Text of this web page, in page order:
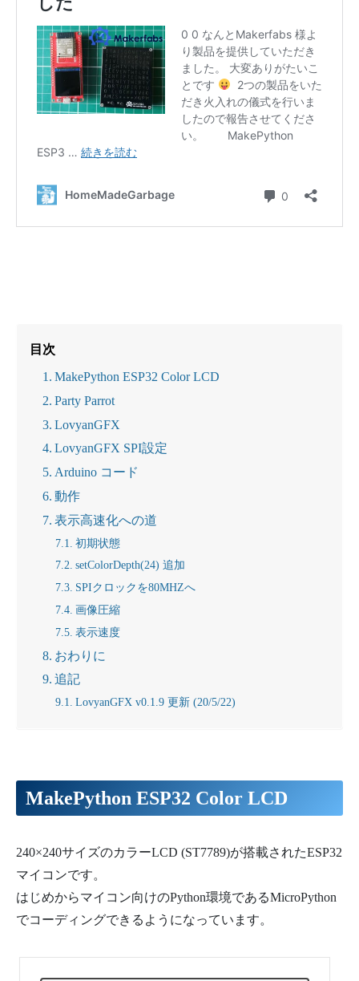
目次
MakePython ESP32 Color LCD
Party Parrot
LovyanGFX
LovyanGFX SPI設定
Arduino コード
動作
表示高速化への道
初期状態
setColorDepth(24) 追加
SPIクロックを80MHZへ
画像圧縮
表示速度
おわりに
追記
LovyanGFX v0.1.9 更新 (20/5/22)
MakePython ESP32 Color LCD
240×240サイズのカラーLCD (ST7789)が搭載されたESP32
マイコンです。
はじめからマイコン向けのPython環境であるMicroPython
でコーディングできるようになっています。